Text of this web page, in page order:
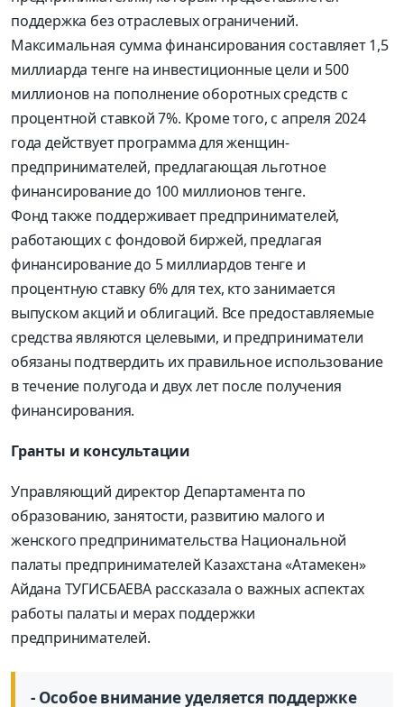
поддержка без отраслевых ограничений.
Максимальная сумма финансирования составляет 1,5
миллиарда тенге на инвестиционные цели и 500
миллионов на пополнение оборотных средств с
процентной ставкой 7%. Кроме того, с апреля 2024
года действует программа для женщин-
предпринимателей, предлагающая льготное
финансирование до 100 миллионов тенге.
Фонд также поддерживает предпринимателей,
работающих с фондовой биржей, предлагая
финансирование до 5 миллиардов тенге и
процентную ставку 6% для тех, кто занимается
выпуском акций и облигаций. Все предоставляемые
средства являются целевыми, и предприниматели
обязаны подтвердить их правильное использование
в течение полугода и двух лет после получения
финансирования.
Гранты и консультации
Управляющий директор Департамента по
образованию, занятости, развитию малого и
женского предпринимательства Национальной
палаты предпринимателей Казахстана «Атамекен»
Айдана ТУГИСБАЕВА рассказала о важных аспектах
работы палаты и мерах поддержки
предпринимателей.
- Особое внимание уделяется поддержке